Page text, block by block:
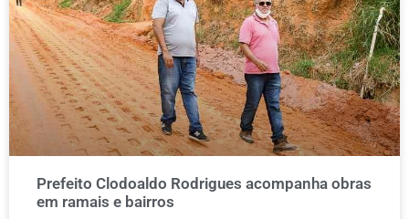
Prefeito Clodoaldo Rodrigues acompanha obras
em ramais e bairros